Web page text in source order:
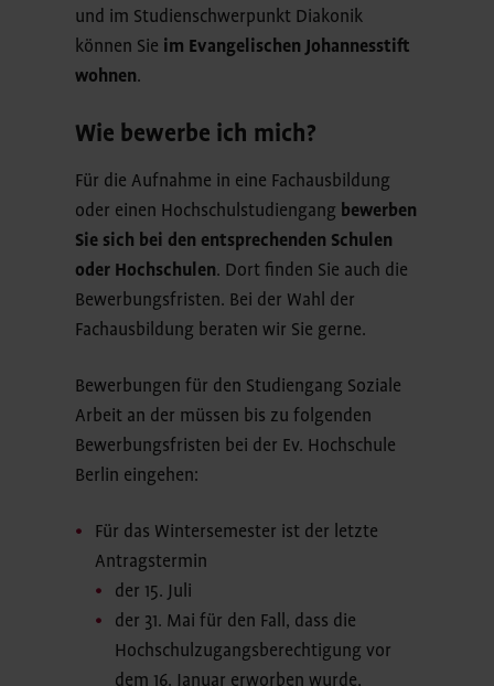
und im Studienschwerpunkt Diakonik
können Sie im Evangelischen Johannesstift
wohnen.
Wie bewerbe ich mich?
Für die Aufnahme in eine Fachausbildung
oder einen Hochschulstudiengang bewerben
Sie sich bei den entsprechenden Schulen
oder Hochschulen. Dort finden Sie auch die
Bewerbungsfristen. Bei der Wahl der
Fachausbildung beraten wir Sie gerne.
Bewerbungen für den Studiengang Soziale
Arbeit an der müssen bis zu folgenden
Bewerbungsfristen bei der Ev. Hochschule
Berlin eingehen:
Für das Wintersemester ist der letzte
Antragstermin
der 15. Juli
der 31. Mai für den Fall, dass die
Hochschulzugangsberechtigung vor
dem 16. Januar erworben wurde,